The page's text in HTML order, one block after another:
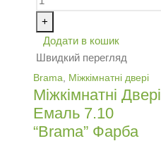
+
Додати в кошик
Швидкий перегляд
Brama Міжкімнатні двері
Міжкімнатні Двері
Емаль 7.10
“Brama” Фарба